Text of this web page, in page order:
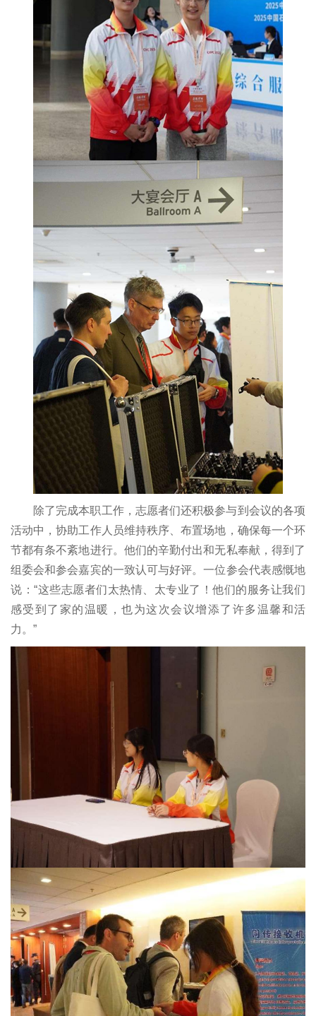
除了完成本职工作，志愿者们还积极参与到会议的各项
活动中，协助工作人员维持秩序、布置场地，确保每一个环
节都有条不紊地进行。他们的辛勤付出和无私奉献，得到了
组委会和参会嘉宾的一致认可与好评。一位参会代表感慨地
说：“这些志愿者们太热情、太专业了！他们的服务让我们
感受到了家的温暖，也为这次会议增添了许多温馨和活
力。”